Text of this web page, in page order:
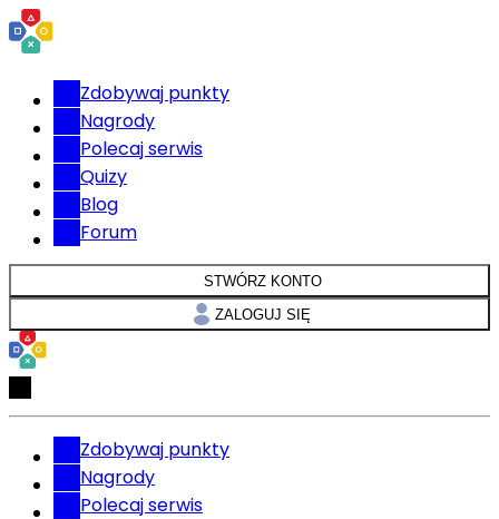
Zdobywaj punkty
Nagrody
Polecaj serwis
Quizy
Blog
Forum
STWÓRZ KONTO
ZALOGUJ SIĘ
Zdobywaj punkty
Nagrody
Polecaj serwis